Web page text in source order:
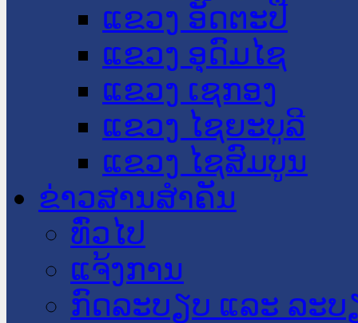
ແຂວງ ອັດຕະປື
ແຂວງ ອຸດົມໄຊ
ແຂວງ ເຊກອງ
ແຂວງ ໄຊຍະບູລີ
ແຂວງ ໄຊສົມບູນ
ຂ່າວສານສໍາຄັນ
​ທົ່ວ​ໄປ
ແຈ້ງການ
ກົດລະບຽບ ແລະ ລະບ